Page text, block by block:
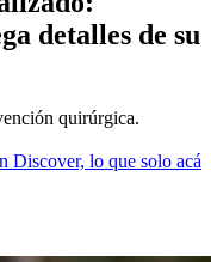
detalles de su
quirúrgica.
Discover, lo que solo acá